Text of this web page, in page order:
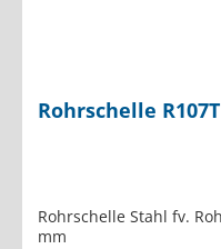
Rohrschelle R107T
Rohrschelle Stahl fv. Rohrdurchmesser 60
mm